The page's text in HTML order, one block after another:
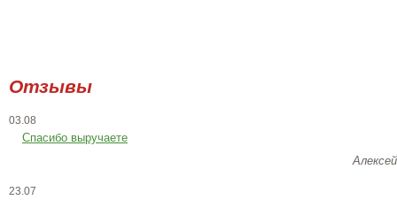
Отзывы
03.08
Спасибо выручаете
Алексей
23.07